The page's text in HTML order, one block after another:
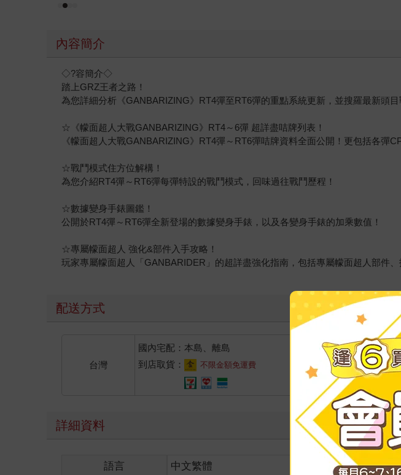
內容簡介
◇?容簡介◇
踏上GRZ王者之路！
為您詳細分析《GANBARIZING》RT4彈至RT6彈的重點系統更新，並搜羅最新頭
☆《幪面超人大戰GANBARIZING》RT4～6彈 超詳盡咭牌列表！
《幪面超人大戰GANBARIZING》RT4彈～RT6彈咭牌資料全面公開！更包括各彈
☆戰鬥模式住方位解構！
為您介紹RT4彈～RT6彈每彈特設的戰鬥模式，回味過往戰鬥歷程！
☆數據變身手錶圖鑑！
公開於RT4彈～RT6彈全新登場的數據變身手錶，以及各變身手錶的加乘數值！
☆專屬幪面超人 強化&部件入手攻略！
玩家專屬幪面超人「GANBARIDER」的超詳盡強化指南，包括專屬幪面超人部件、
配送方式
台灣
國內宅配：本島、離島
到店取貨：
不限金額免運費
詳細資料
語言 中文繁體